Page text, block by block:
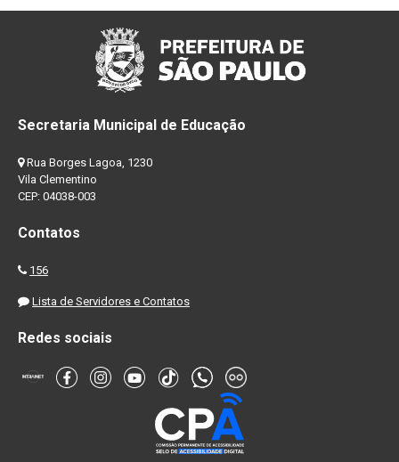
Secretaria Municipal de Educação
Rua Borges Lagoa, 1230
Vila Clementino
CEP: 04038-003
Contatos
156
Lista de Servidores e Contatos
Redes sociais